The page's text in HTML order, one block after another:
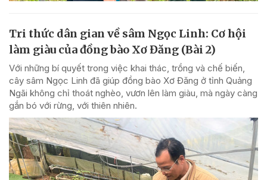
Tri thức dân gian về sâm Ngọc Linh: Cơ hội
làm giàu của đồng bào Xơ Đăng (Bài 2)
Với những bí quyết trong việc khai thác, trồng và chế biến,
cây sâm Ngọc Linh đã giúp đồng bào Xơ Đăng ở tỉnh Quảng
Ngãi không chỉ thoát nghèo, vươn lên làm giàu, mà ngày càng
gắn bó với rừng, với thiên nhiên.